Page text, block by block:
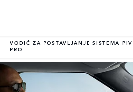
VODIČ ZA POSTAVLJANJE SISTEMA PIVI
PRO